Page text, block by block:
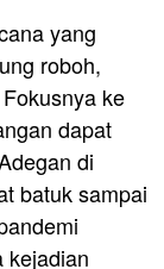
yang
roboh,
ke
dapat
di
batuk sampai
kejadian